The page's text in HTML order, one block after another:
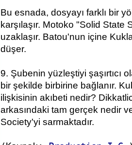
Bu esnada, dosyayı farklı bir
karşılaşır. Motoko "Solid
uzaklaşır. Batou'nun içine
düşer.
9. Şubenin yüzleştiyi şaşırtıcı
bir şekilde birbirine bağlanır.
ilişkisinin akıbeti nedir?
arkasındaki tam gerçek nedir
Society'yi sarmaktadır.